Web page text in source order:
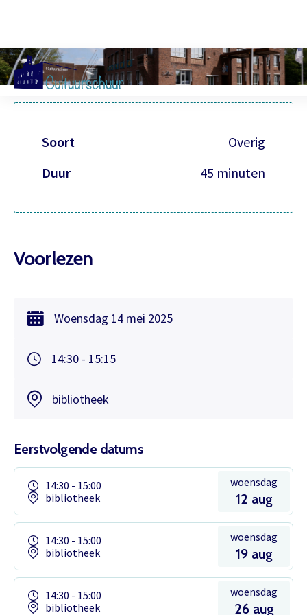
Voorlezen
Woensdag 14 mei 2025
14:30 - 15:15
bibliotheek
Eerstvolgende datums
14:30 - 15:00
bibliotheek
woensdag
12 aug
14:30 - 15:00
bibliotheek
woensdag
19 aug
14:30 - 15:00
bibliotheek
woensdag
26 aug
Soort
Overig
Duur
45 minuten